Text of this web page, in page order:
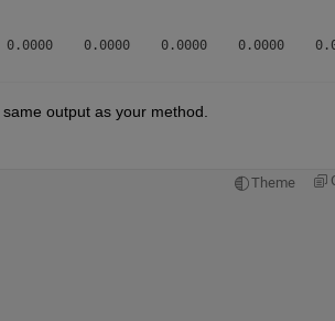
0.0000    0.0000    0.0000
0.0000    0.0000    0.0000
0.0000    0.0000    0.0000
0.0000    0.0000    0.0000
output as your method.
Theme